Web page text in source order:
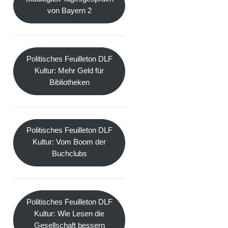
von Bayern 2
Politisches Feuilleton DLF
Kultur: Mehr Geld für
Bibliotheken
Politisches Feuilleton DLF
Kultur: Vom Boom der
Buchclubs
Politisches Feuilleton DLF
Kultur: Wie Lesen die
Gesellschaft bessern